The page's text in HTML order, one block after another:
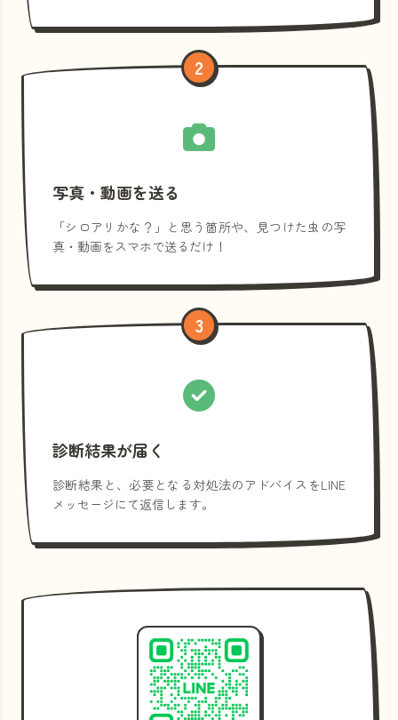
2
写真・動画を送る
「シロアリかな？」と思う箇所や、見つけた虫の写
真・動画をスマホで送るだけ！
3
診断結果が届く
診断結果と、必要となる対処法のアドバイスをLINE
メッセージにて返信します。